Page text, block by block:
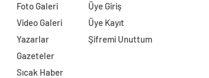
Foto Galeri
Video Galeri
Yazarlar
Gazeteler
Sıcak Haber
Üye Giriş
Üye Kayıt
Şifremi Unuttum